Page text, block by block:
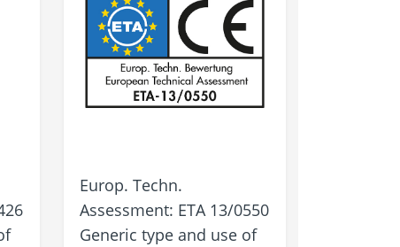
Europ. Techn.
Assessment: ETA 13/0550
Generic type and use of